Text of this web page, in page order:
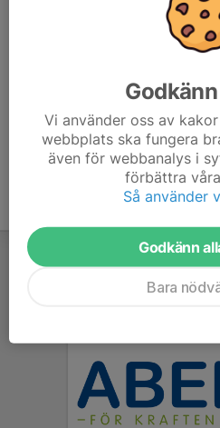
matchstart, alltså kl 12:00 vid
OBS! Det kommer ej finnas
(Sista svarstid för kallelsen är
19.00)Vi använder oss av
webbplats ska fungera
även för webbanalys i
förbättra
Så använder
Godkänn
Bara